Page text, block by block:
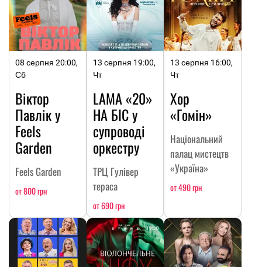
08 серпня 20:00,
Сб
Віктор
Павлік у
Feels
Garden
Feels Garden
от 800 грн
13 серпня 19:00,
Чт
LAMA «20»
НА БІС у
супроводі
оркестру
ТРЦ Гулівер
тераса
от 690 грн
13 серпня 16:00,
Чт
Хор
«Гомін»
Національний
палац мистецтв
«Україна»
от 490 грн